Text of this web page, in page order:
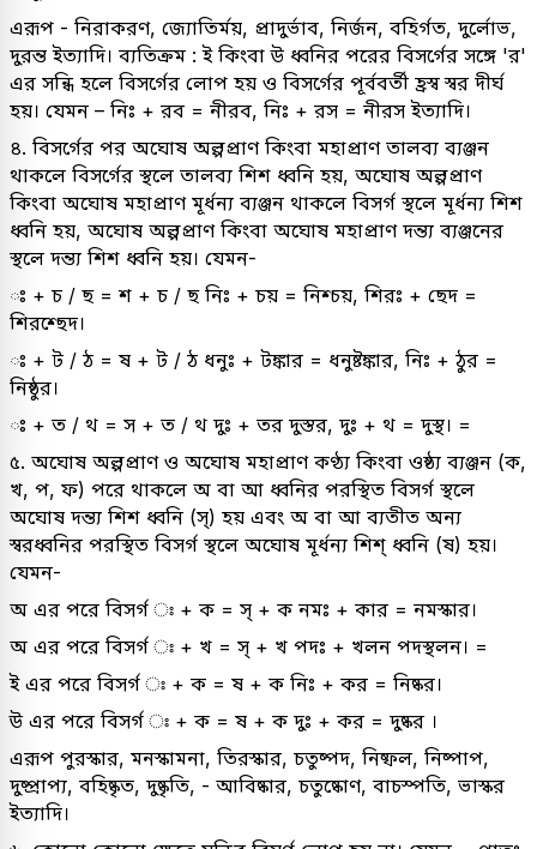
এরূপ - নিরাকরণ, জ্যোতির্ময়, প্রাদুর্ভাব, নির্জন, বহির্গত, দুর্লোভ,
দুরন্ত ইত্যাদি। ব্যতিক্রম : ই কিংবা উ ধ্বনির পরের বিসর্গের সঙ্গে 'র'
এর সন্ধি হলে বিসর্গের লোপ হয় ও বিসর্গের পূর্ববর্তী হ্রস্ব স্বর দীর্ঘ
হয়। যেমন – নিঃ + রব = নীরব, নিঃ + রস = নীরস ইত্যাদি।
৪. বিসর্গের পর অঘোষ অল্পপ্রাণ কিংবা মহাপ্রাণ তালব্য ব্যঞ্জন
থাকলে বিসর্গের স্থলে তালব্য শিশ ধ্বনি হয়, অঘোষ অল্পপ্রাণ
কিংবা অঘোষ মহাপ্রাণ মূর্ধন্য ব্যঞ্জন থাকলে বিসর্গ স্থলে মূর্ধন্য শিশ
ধ্বনি হয়, অঘোষ অল্পপ্রাণ কিংবা অঘোষ মহাপ্রাণ দন্ত্য ব্যঞ্জনের
স্থলে দন্ত্য শিশ ধ্বনি হয়। যেমন-
ঃ + চ / ছ = শ + চ / ছ নিঃ + চয় = নিশ্চয়, শিরঃ + ছেদ =
শিরশ্ছেদ।
ঃ + ট / ঠ = ষ + ট / ঠ ধনুঃ + টঙ্কার = ধনুষ্টঙ্কার, নিঃ + ঠুর =
নিষ্ঠুর।
ঃ + ত / থ = স + ত / থ দুঃ + তর দুস্তর, দুঃ + থ = দুস্থ। =
৫. অঘোষ অল্পপ্রাণ ও অঘোষ মহাপ্রাণ কণ্ঠ্য কিংবা ওষ্ঠ্য ব্যঞ্জন (ক,
খ, প, ফ) পরে থাকলে অ বা আ ধ্বনির পরস্থিত বিসর্গ স্থলে
অঘোষ দন্ত্য শিশ ধ্বনি (স্) হয় এবং অ বা আ ব্যতীত অন্য
স্বরধ্বনির পরস্থিত বিসর্গ স্থলে অঘোষ মূর্ধন্য শিশ্ ধ্বনি (ষ) হয়।
যেমন-
অ এর পরে বিসর্গ ঃ + ক = স্ + ক নমঃ + কার = নমস্কার।
অ এর পরে বিসর্গ ঃ + খ = স্ + খ পদঃ + খলন পদস্থলন। =
ই এর পরে বিসর্গ ঃ + ক = ষ + ক নিঃ + কর = নিষ্কর।
উ এর পরে বিসর্গ ঃ + ক = ষ + ক দুঃ + কর = দুষ্কর ।
এরূপ পুরস্কার, মনস্কামনা, তিরস্কার, চতুষ্পদ, নিষ্ফল, নিষ্পাপ,
দুষ্প্রাপ্য, বহিষ্কৃত, দুষ্কৃতি, - আবিষ্কার, চতুষ্কোণ, বাচস্পতি, ভাস্কর
ইত্যাদি।